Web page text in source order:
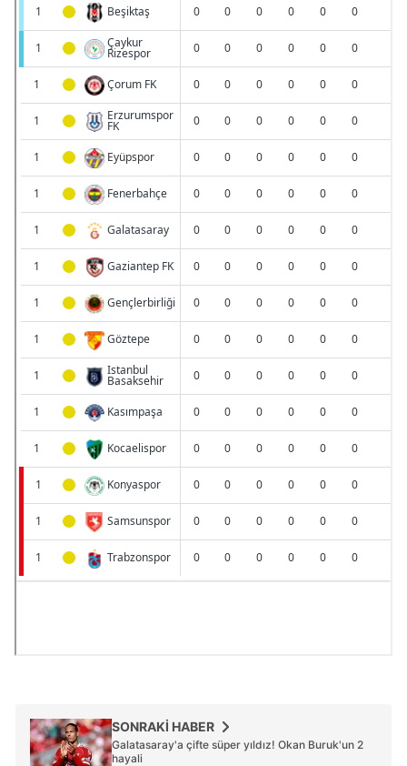
6698 sayılı Kişisel Verilerin Korunması Kanunu uyarınca
hazırlanmış Aydınlatma Metnimizi okumak ve sitemizde
ilgili mevzuata uygun olarak kullanılan çerezlerle ilgili bilgi
almak için lütfentıklayınız.
SONRAKİ HABER
Galatasaray'a çifte süper yıldız! Okan Buruk'un 2
hayali